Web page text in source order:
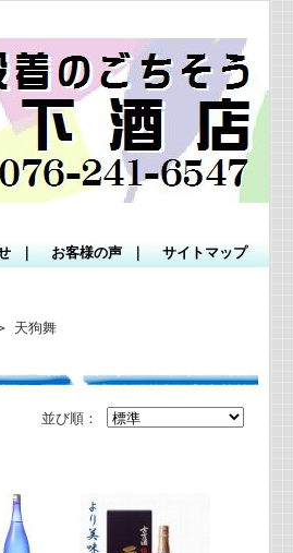
お客様の声 サイトマップ
天狗舞
並び順：